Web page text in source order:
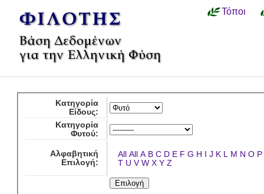
Τόποι
Κατηγορία
Είδους:
Κατηγορία
Φυτού:
Αλφαβητική
Επιλογή:
All All A B C D E F G H I J K L M N O P
T U V W X Y Z